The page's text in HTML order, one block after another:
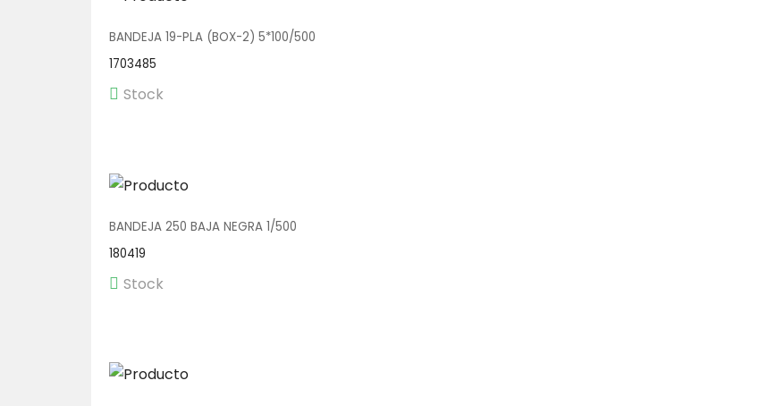
BANDEJA 19-PLA (BOX-2) 5*100/500
1703485
Stock
BANDEJA 250 BAJA NEGRA 1/500
180419
Stock